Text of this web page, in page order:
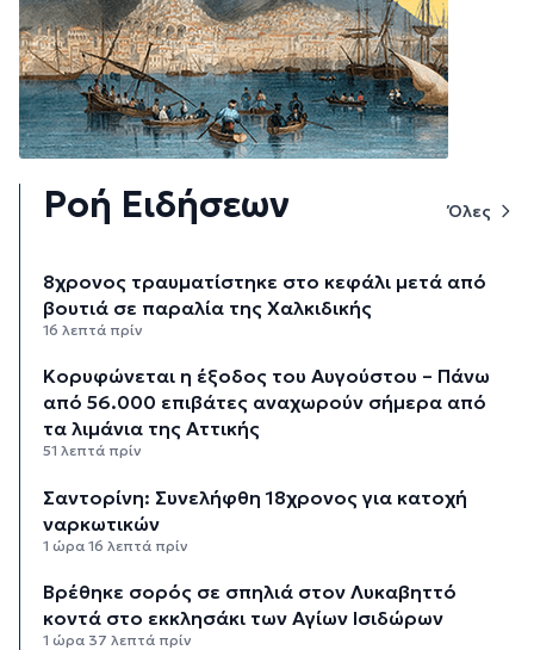
Ροή Ειδήσεων Όλες
8χρονος τραυματίστηκε στο κεφάλι μετά από
βουτιά σε παραλία της Χαλκιδικής
16 λεπτά πρίν
Κορυφώνεται η έξοδος του Αυγούστου – Πάνω
από 56.000 επιβάτες αναχωρούν σήμερα από
τα λιμάνια της Αττικής
51 λεπτά πρίν
Σαντορίνη: Συνελήφθη 18χρονος για κατοχή
ναρκωτικών
1 ώρα 16 λεπτά πρίν
Βρέθηκε σορός σε σπηλιά στον Λυκαβηττό
κοντά στο εκκλησάκι των Αγίων Ισιδώρων
1 ώρα 37 λεπτά πρίν